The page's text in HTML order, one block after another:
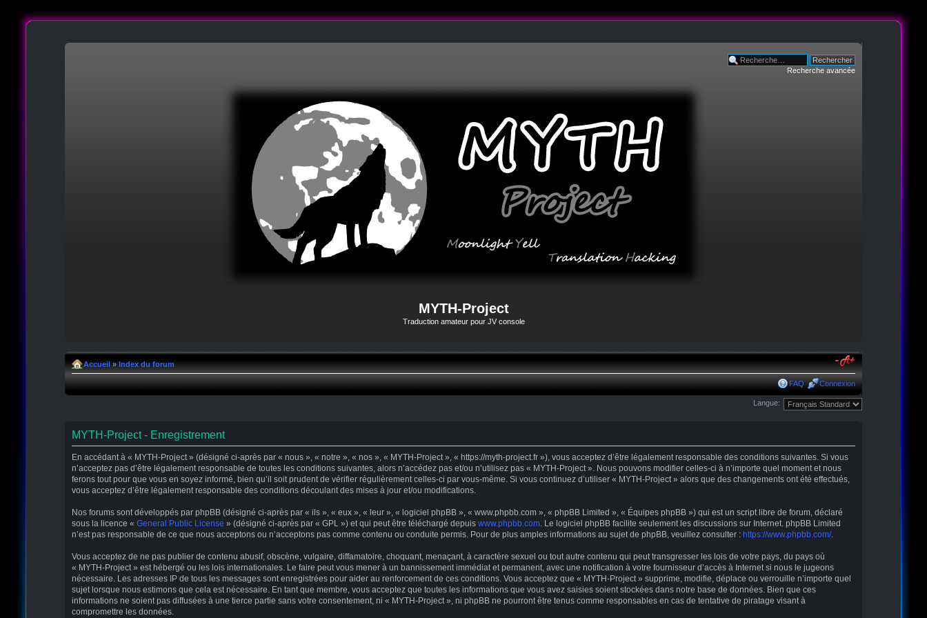
Recherche avancée
MYTH-Project
Traduction amateur pour JV console
Accueil» Index du forum
FAQ Connexion
Langue:
MYTH-Project - Enregistrement
En accédant à « MYTH-Project » (désigné ci-après par « nous », « notre », « nos », « MYTH-Project », « https://myth-project.fr »), vous acceptez d’être légalement responsable des conditions suivantes. Si vous
n’acceptez pas d’être légalement responsable de toutes les conditions suivantes, alors n’accédez pas et/ou n’utilisez pas « MYTH-Project ». Nous pouvons modifier celles-ci à n’importe quel moment et nous
ferons tout pour que vous en soyez informé, bien qu’il soit prudent de vérifier régulièrement celles-ci par vous-même. Si vous continuez d’utiliser « MYTH-Project » alors que des changements ont été effectués,
vous acceptez d’être légalement responsable des conditions découlant des mises à jour et/ou modifications.
Nos forums sont développés par phpBB (désigné ci-après par « ils », « eux », « leur », « logiciel phpBB », « www.phpbb.com », « phpBB Limited », « Équipes phpBB ») qui est un script libre de forum, déclaré
sous la licence « General Public License » (désigné ci-après par « GPL ») et qui peut être téléchargé depuis www.phpbb.com. Le logiciel phpBB facilite seulement les discussions sur Internet. phpBB Limited
n’est pas responsable de ce que nous acceptons ou n’acceptons pas comme contenu ou conduite permis. Pour de plus amples informations au sujet de phpBB, veuillez consulter : https://www.phpbb.com/.
Vous acceptez de ne pas publier de contenu abusif, obscène, vulgaire, diffamatoire, choquant, menaçant, à caractère sexuel ou tout autre contenu qui peut transgresser les lois de votre pays, du pays où
« MYTH-Project » est hébergé ou les lois internationales. Le faire peut vous mener à un bannissement immédiat et permanent, avec une notification à votre fournisseur d’accès à Internet si nous le jugeons
nécessaire. Les adresses IP de tous les messages sont enregistrées pour aider au renforcement de ces conditions. Vous acceptez que « MYTH-Project » supprime, modifie, déplace ou verrouille n’importe quel
sujet lorsque nous estimons que cela est nécessaire. En tant que membre, vous acceptez que toutes les informations que vous avez saisies soient stockées dans notre base de données. Bien que ces
informations ne soient pas diffusées à une tierce partie sans votre consentement, ni « MYTH-Project », ni phpBB ne pourront être tenus comme responsables en cas de tentative de piratage visant à
compromettre les données.